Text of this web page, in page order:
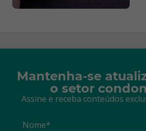
Mantenha-se
o setor
Assine e receba conteúdos
Nome*